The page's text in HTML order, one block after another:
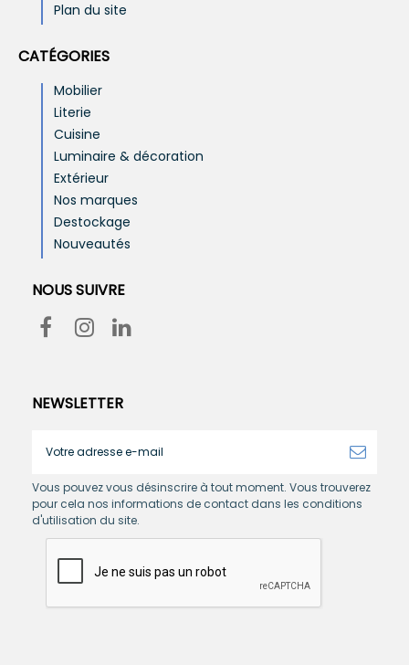
Plan du site
CATÉGORIES
Mobilier
Literie
Cuisine
Luminaire & décoration
Extérieur
Nos marques
Destockage
Nouveautés
NOUS SUIVRE
NEWSLETTER
Vous pouvez vous désinscrire à tout moment. Vous trouverez
pour cela nos informations de contact dans les conditions
d'utilisation du site.